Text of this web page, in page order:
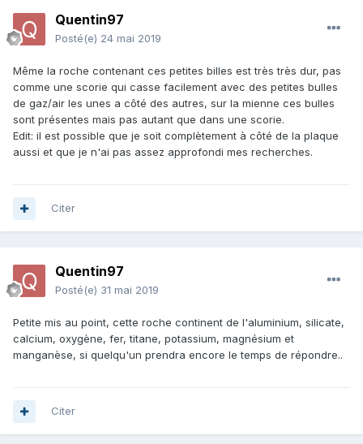
Quentin97
Posté(e) 24 mai 2019
Même la roche contenant ces petites billes est très très dur, pas
comme une scorie qui casse facilement avec des petites bulles
de gaz/air les unes a côté des autres, sur la mienne ces bulles
sont présentes mais pas autant que dans une scorie.
Edit: il est possible que je soit complètement à côté de la plaque
aussi et que je n'ai pas assez approfondi mes recherches.
Citer
Quentin97
Posté(e) 31 mai 2019
Petite mis au point, cette roche continent de l'aluminium, silicate,
calcium, oxygène, fer, titane, potassium, magnésium et
manganèse, si quelqu'un prendra encore le temps de répondre..
Citer